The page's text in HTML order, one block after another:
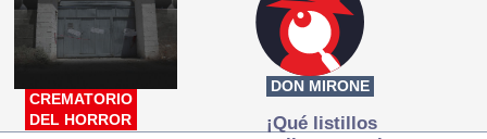
Norte
de
Ciudad
Más
que
noticias,
hacemos periodismo
CREMATORIO
DEL HORROR
DON MIRONE
¡Qué listillos